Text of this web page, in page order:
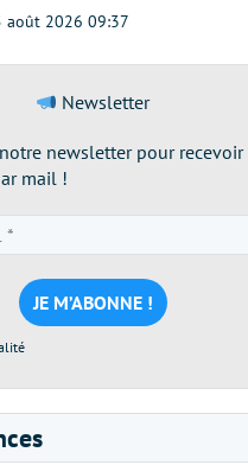
août 2026 09:37
Newsletter
newsletter pour recevoir
mail !
e-
mail
*